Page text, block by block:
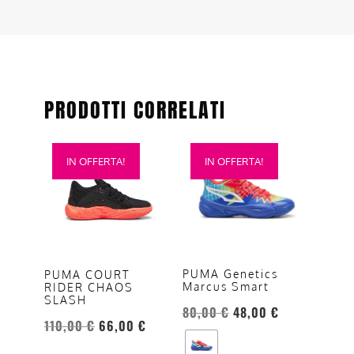
PRODOTTI CORRELATI
IN OFFERTA!
PUMA COURT
RIDER CHAOS
SLASH
110,00€ 66,00 €
Questo
prodotto
opzioni
possono
essere
scelte
IN OFFERTA!
PUMA Genetics
Marcus Smart
80,00€ 48,00 €
Questo
prodotto
più
opzioni
possono
essere
scelte
nella